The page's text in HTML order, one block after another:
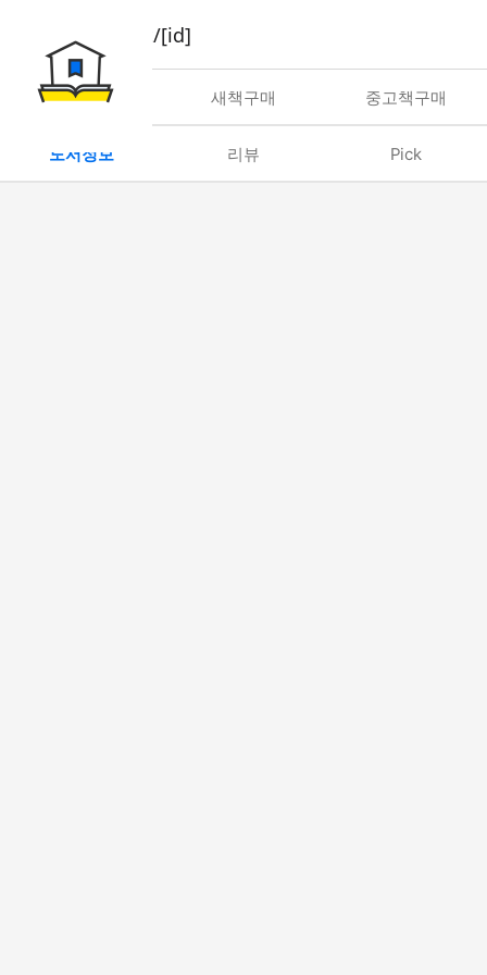
book/rent/[id]
대여 새책구매 중고책구매
도서정보 리뷰 Pick